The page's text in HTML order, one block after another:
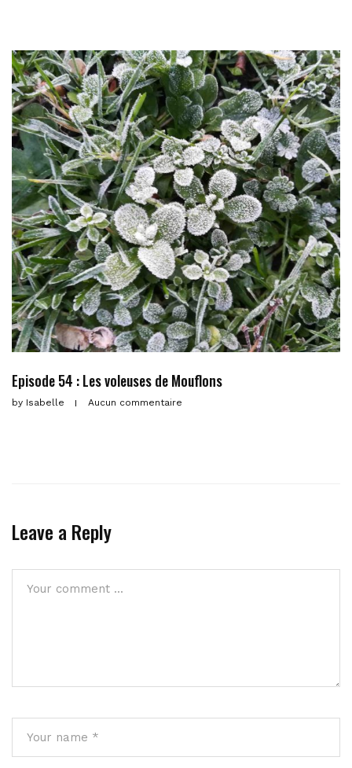
Episode 54 : Les voleuses de Mouflons
by Isabelle Aucun commentaire
Leave a Reply